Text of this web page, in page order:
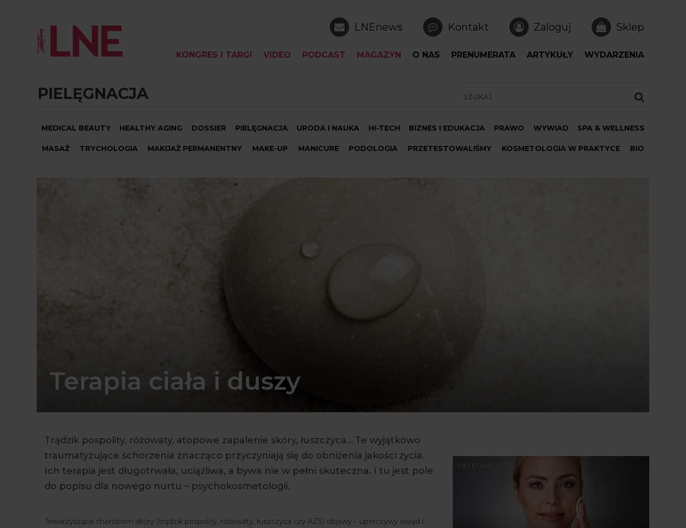
LNEnews Kontakt Zaloguj Sklep
KONGRES I TARGI VIDEO PODCAST MAGAZYN O NAS PRENUMERATA ARTYKUŁY WYDARZENIA
PIELĘGNACJA
MEDICAL BEAUTY HEALTHY AGING DOSSIER PIELĘGNACJA URODA I NAUKA HI-TECH BIZNES I EDUKACJA PRAWO WYWIAD SPA & WELLNESS
MASAŻ TRYCHOLOGIA MAKIJAŻ PERMANENTNY MAKE-UP MANICURE PODOLOGIA PRZETESTOWALIŚMY KOSMETOLOGIA W PRAKTYCE BIO
Terapia ciała i duszy
Trądzik pospolity, różowaty, atopowe zapalenie skóry, łuszczyca… Te wyjątkowo
traumatyzujące schorzenia znacząco przyczyniają się do obniżenia jakości życia.
Ich terapia jest długotrwała, uciążliwa, a bywa nie w pełni skuteczna. I tu jest pole
do popisu dla nowego nurtu – psychokosmetologii.
Towarzyszące chorobom skóry (trądzik pospolity, różowaty, łuszczyca czy AZS) objawy – uporczywy świąd i
PIELĘGNACJA